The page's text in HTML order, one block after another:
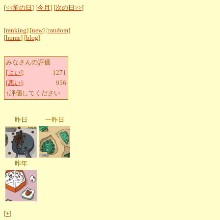
[<<前の日 ] [今月 ] [次の日>>]
[ranking] [new] [random]
[home] [blog]
みなさんの評価
[よい]:
1271
[悪い]:
956
↑評価してください
昨日 一昨日
昨年
[+]